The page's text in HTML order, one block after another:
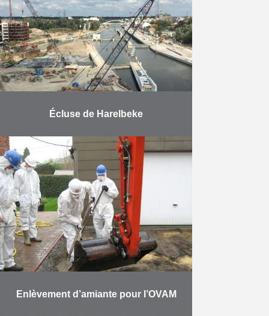
…
En savoir plus
Écluse de Harelbeke
La mission se compose des tâches
suivantes : la conception et la
construction d’un nouveau barrage-
écluse avec échelle à poissons,
l’approfondissement de la Lys, la …
En savoir plus
Enlèvement d’amiante pour l’OVAM